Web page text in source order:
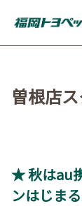
曽根店
★ 秋はau
ンはじま